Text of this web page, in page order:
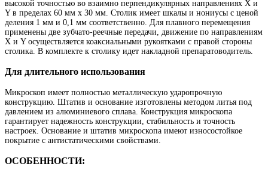
высокой точностью во взаимно перпендикулярных направлениях X и
Y в пределах 60 мм x 30 мм. Столик имеет шкалы и нониусы с ценой
деления 1 мм и 0,1 мм соответственно. Для плавного перемещения
применены две зубчато-реечные передачи, движение по направлениям
X и Y осуществляется коаксиальными рукоятками с правой стороны
столика. В комплекте к столику идет накладной препаратоводитель.
Для длительного использования
Микроскоп имеет полностью металлическую ударопрочную
конструкцию. Штатив и основание изготовлены методом литья под
давлением из алюминиевого сплава. Конструкция микроскопа
гарантирует надежность конструкции, стабильность и точность
настроек. Основание и штатив микроскопа имеют износостойкое
покрытие с антистатическими свойствами.
ОСОБЕННОСТИ: